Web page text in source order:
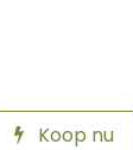
Koop nu